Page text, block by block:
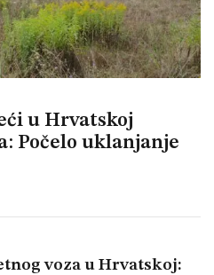
u Hrvatskoj
Počelo uklanjanje
voza u Hrvatskoj: